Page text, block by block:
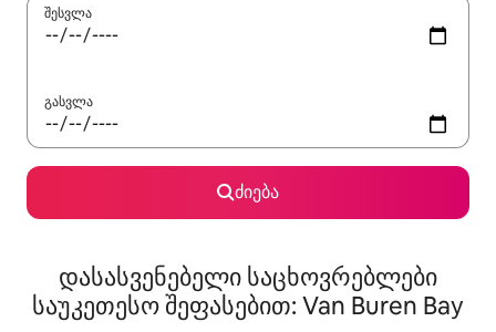
შესვლა
გასვლა
ძიება
დასასვენებელი საცხოვრებლები
საუკეთესო შეფასებით: Van Buren Bay